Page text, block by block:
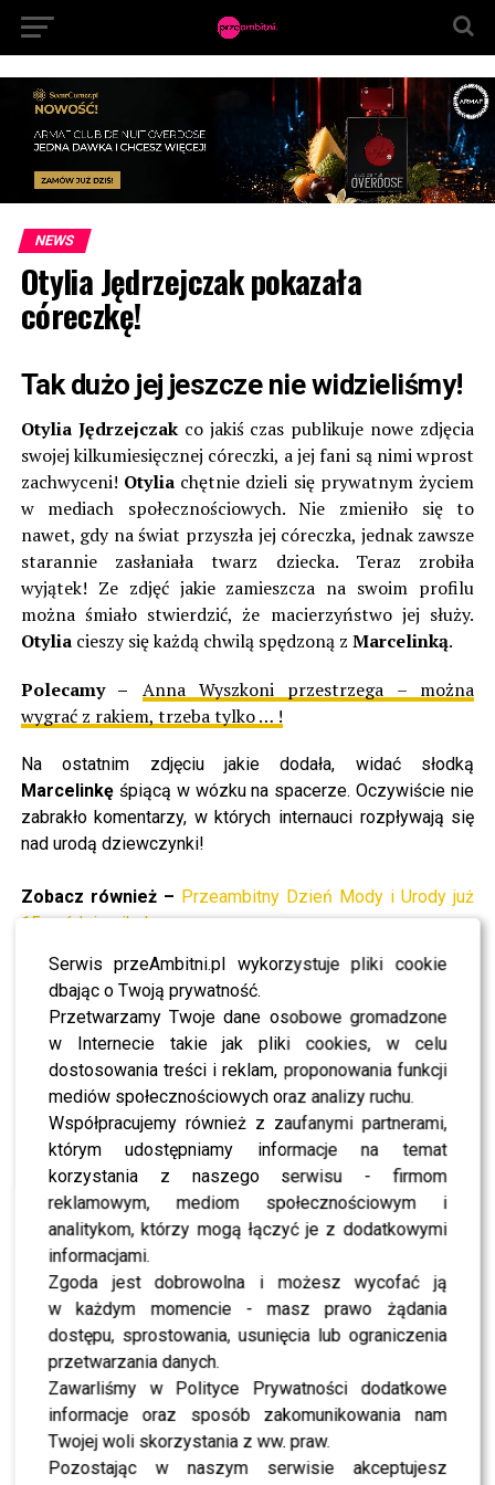
Serwis przeAmbitni.pl wykorzystuje pliki cookie
dbając o Twoją prywatność.
Przetwarzamy Twoje dane osobowe gromadzone
w Internecie takie jak pliki cookies, w celu
dostosowania treści i reklam, proponowania funkcji
mediów społecznościowych oraz analizy ruchu.
Współpracujemy również z zaufanymi partnerami,
którym udostępniamy informacje na temat
korzystania z naszego serwisu - firmom
reklamowym, mediom społecznościowym i
analitykom, którzy mogą łączyć je z dodatkowymi
informacjami.
Zgoda jest dobrowolna i możesz wycofać ją
w każdym momencie - masz prawo żądania
dostępu, sprostowania, usunięcia lub ograniczenia
przetwarzania danych.
Zawarliśmy w Polityce Prywatności dodatkowe
informacje oraz sposób zakomunikowania nam
Twojej woli skorzystania z ww. praw.
Pozostając w naszym serwisie akceptujesz
NEWS
Otylia Jędrzejczak pokazała
córeczkę!
Tak dużo jej jeszcze nie widzieliśmy!
Otylia Jędrzejczakco jakiś czas publikuje nowe zdjęcia
swojej kilkumiesięcznej córeczki, a jej fani są nimi wprost
zachwyceni! Otyliachętnie dzieli się prywatnym życiem
w mediach społecznościowych. Nie zmieniło się to
nawet, gdy na świat przyszła jej córeczka, jednak zawsze
starannie zasłaniałatwarz dziecka. Teraz zrobiła
wyjątek! Ze zdjęć jakie zamieszcza na swoim profilu
można śmiało stwierdzić, że macierzyństwojej służy.
Otyliacieszy się każdą chwilą spędzoną z Marcelinką.
Polecamy –
Anna Wyszkoni przestrzega – można
wygrać z rakiem, trzeba tylko … !
Na ostatnim zdjęciu jakie dodała, widać słodką
Marcelinkęśpiącą w wózku na spacerze. Oczywiście nie
zabrakło komentarzy, w których internauci rozpływają się
nad urodą dziewczynki!
Zobacz również – Przeambitny Dzień Mody i Urody już
15 października!
display_type=”photocrati-nextgen_basic_imagebrowser”
ajax_pagination=”0″ ngg_triggers_display=”never”
order_by=”sortorder” order_direction=”ASC”
returns=”included” maximum_entity_count=”500″]
0 0
PODOBNE ARTYKUŁY:
OTYLIA JĘDRZEJCZAK
OTYLIA JĘDRZEJCZAK CÓRECZKA
Doda przygotowuje się do roli w “Pitbullu”
Natalia Siwiec pokazała brzuch miesiąc po porodzie!
WYBRANE DLA CIEBIE
Baby boom 2019: Te gwiazdy powitały
pociechy w tym roku
Otylia Jędrzejczak urodziła – chłopiec czy
dziewczynka?